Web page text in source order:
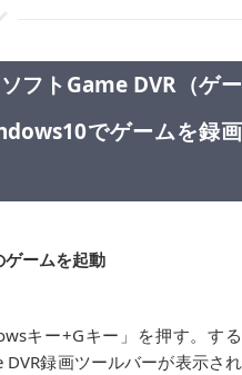
フトGame DVR（ゲー
でゲームを録画
ゲームを起動
キー+Gキー」を押す。する
録画ツールバーが表示され